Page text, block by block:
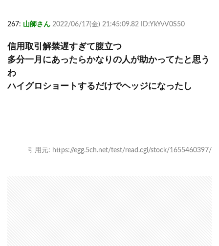
267: 山師さん 2022/06/17(金) 21:45:09.82 ID:YkYvV0S50
信用取引解禁遅すぎて腹立つ
多分一月にあったらかなりの人が助かってたと思う
わ
ハイグロショートするだけでヘッジになったし
引用元: https://egg.5ch.net/test/read.cgi/stock/1655460397/